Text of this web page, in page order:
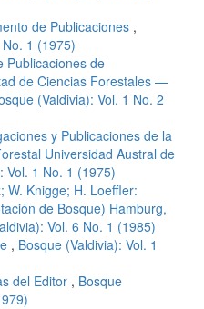
de Publicaciones ,
1 (1975)
Publicaciones de
de Ciencias Forestales —
(Valdivia): Vol. 1 No. 2
y Publicaciones de la
Universidad Austral de
Vol. 1 No. 1 (1975)
W. Knigge; H. Loeffler:
de Bosque) Hamburg,
Vol. 6 No. 1 (1985)
, Bosque (Valdivia): Vol. 1
del Editor , Bosque